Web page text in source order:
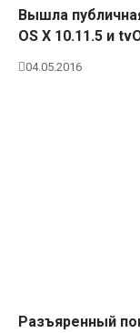
Вышла
OS X 10.11.5 и
04.05.2016
Разъяренный